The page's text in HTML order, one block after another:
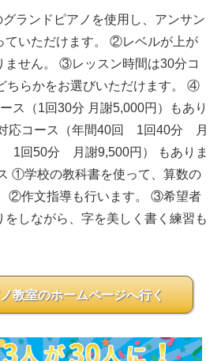
ランドピアノを使用し、アンサン
ていただけます。 ②レベルが上が
ません。 ③レッスン時間は30分コ
ちらかをお選びいただけます。 ④
ス（1回30分 月謝5,000円）もあり
応コース（年間40回 1回40分 月
回50分 月謝9,500円） もありま
①学校の教科書を使って、算数の
②作文指導も行います。 ③希望者
をしながら、字を美しく書く練習も
教室のホームページへ行く